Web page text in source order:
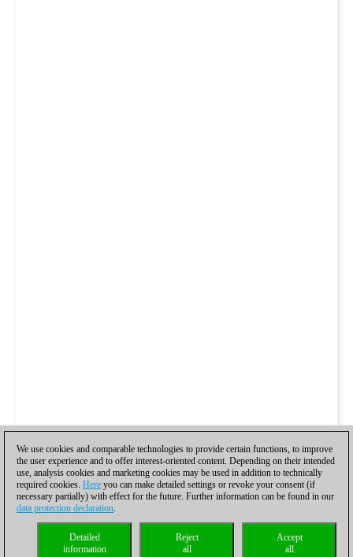
We use cookies and comparable technologies to provide certain functions, to improve
the user experience and to offer interest-oriented content. Depending on their intended
use, analysis cookies and marketing cookies may be used in addition to technically
required cookies. Here you can make detailed settings or revoke your consent (if
necessary partially) with effect for the future. Further information can be found in our
data protection declaration.
Accept
all
Reject
all
Detailed
information